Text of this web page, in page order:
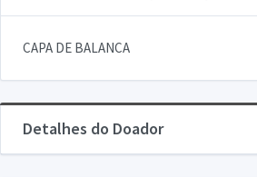
CAPA DE BALANCA
Detalhes do Doador